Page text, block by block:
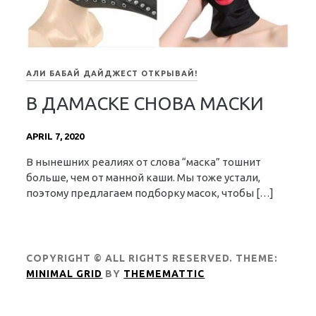
АЛИ БАБАЙ ДАЙДЖЕСТ ОТКРЫВАЙ!
В ДАМАСКЕ СНОВА МАСКИ
APRIL 7, 2020
В нынешних реалиях от слова “маска” тошнит
больше, чем от манной каши. Мы тоже устали,
поэтому предлагаем подборку масок, чтобы […]
COPYRIGHT © ALL RIGHTS RESERVED. THEME:
MINIMAL GRID BY THEMEMATTIC